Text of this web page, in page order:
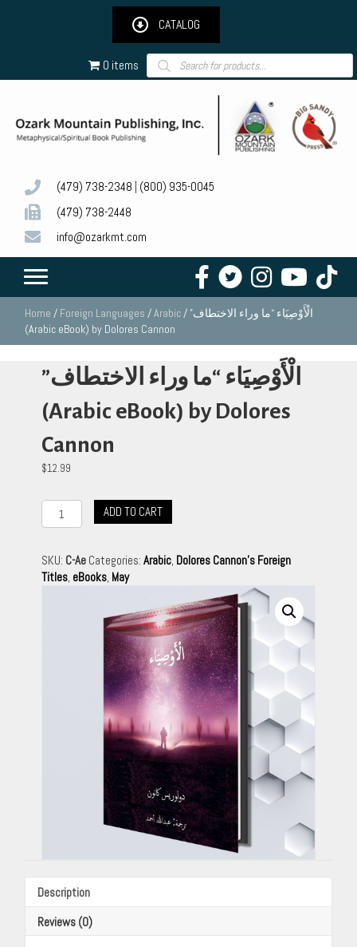
CATALOG
0 items Products
search
(479) 738-2348 (800) 935-0045
(479) 738-2448
info@ozarkmt.com
Home / Foreign Languages /Arabic/ ‫الْأَوْصِيَاء “ما وراء الاختطاف”‬
(Arabic eBook) by Dolores Cannon
‫الْأَوْصِيَاء “ما وراء الاختطاف”‬
(Arabic eBook) by Dolores
Cannon
$12.99
‫الْأَوْصِيَاء
"ما
الاختطاف"‬
(Arabic
ADD TO CART
SKU: C-Ae Categories: Arabic, Dolores Cannon's Foreign
Titles, eBooks, May
Description
Reviews (0)